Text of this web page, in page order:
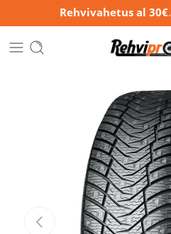
Rehvivahetus al 30€.